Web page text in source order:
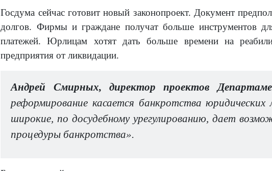
Госдума сейчас готовит новый законопроект. Документ
долгов. Фирмы и граждане получат больше инструментов
платежей. Юрлицам хотят дать больше времени на
предприятия от ликвидации.
Андрей Смирных, директор проектов
реформирование касается банкротства
широкие, по досудебному урегулированию, дает
процедуры банкротства».